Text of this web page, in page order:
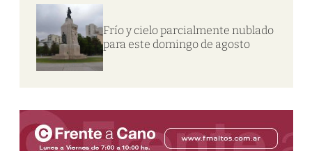
Frío y cielo parcialmente nublado
para este domingo de agosto